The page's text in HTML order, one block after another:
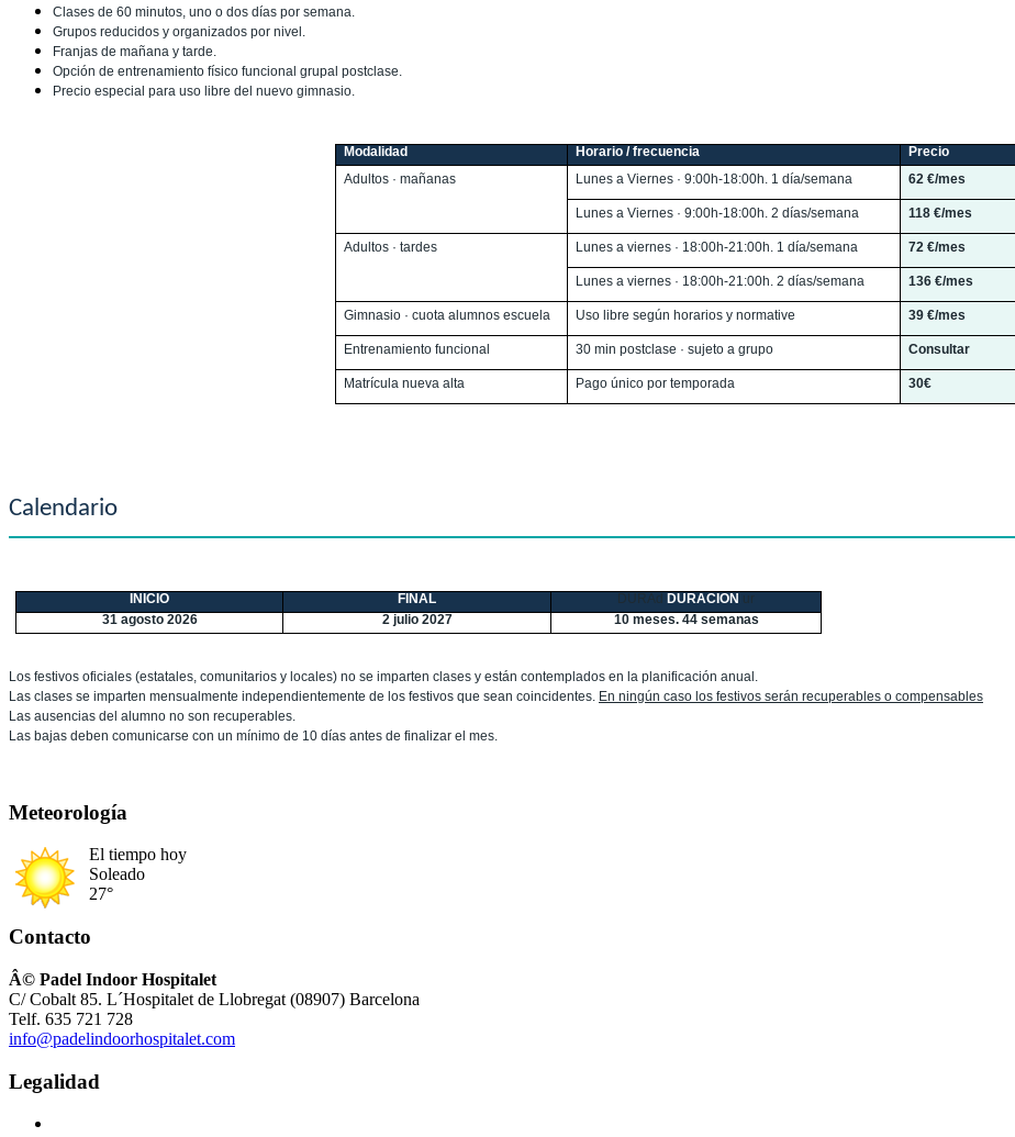
Clases de 60 minutos, uno o dos días por semana.
Grupos reducidos y organizados por nivel.
Franjas de mañana y tarde.
Opción de entrenamiento físico funcional grupal postclase.
Precio especial para uso libre del nuevo gimnasio.
Modalidad Horario / frecuencia
Precio
Adultos · mañanas
Lunes a Viernes · 9:00h-18:00h. 1 día/semana 62 €/mes
Lunes a Viernes · 9:00h-18:00h. 2 días/semana 118 €/mes
Adultos · tardes Lunes a viernes · 18:00h-21:00h. 1 día/semana 72 €/mes
Lunes a viernes · 18:00h-21:00h. 2 días/semana 136 €/mes
Gimnasio · cuota alumnos escuela Uso libre según horarios y normative 39 €/mes
Entrenamiento funcional 30 min postclase · sujeto a grupo Consultar
Matrícula nueva alta Pago único por temporada 30€
Calendario
INICIO FINAL DURAd DURACION ur
31 agosto 2026
2 julio 2027 10 meses. 44 semanas
Los festivos oficiales (estatales, comunitarios y locales) no se imparten clases y están contemplados en la planificación anual.
Las clases se imparten mensualmente independientemente de los festivos que sean coincidentes. En ningún caso los festivos serán recuperables o compensables
Las ausencias del alumno no son recuperables.
Las bajas deben comunicarse con un mínimo de 10 días antes de finalizar el mes.
Meteorología
El tiempo hoy
Soleado
27°
Contacto
Â© Padel Indoor Hospitalet
C/ Cobalt 85. L´Hospitalet de Llobregat (08907) Barcelona
Telf. 635 721 728
info@padelindoorhospitalet.com
Legalidad